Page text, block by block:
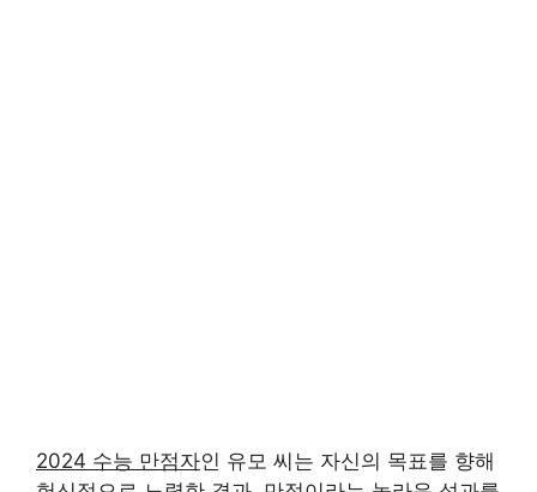
2024 수능 만점자인 유모 씨는 자신의 목표를 향해